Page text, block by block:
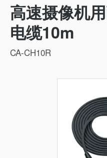
高速摄像机
电缆10m
CA-CH10R